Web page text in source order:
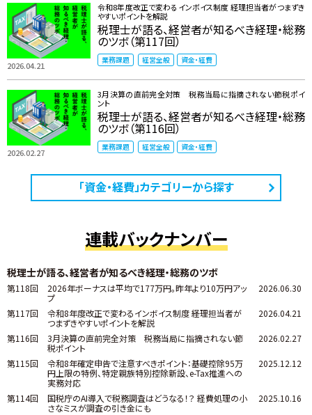
2026.04.21
令和8年度改正で変わるインボイス制度 ――経理担当者がつまずき
やすいポイントを解説
税理士が語る、経営者が知るべき経理・総務
のツボ（第117回）
業務課題 経営全般 資金・経費
2026.02.27
3月決算の直前完全対策 税務当局に指摘されない節税ポイ
ント
税理士が語る、経営者が知るべき経理・総務
のツボ（第116回）
業務課題 経営全般 資金・経費
「資金・経費」カテゴリーから探す
連載バックナンバー
税理士が語る、経営者が知るべき経理・総務のツボ
第118回
2026年ボーナスは平均で177万円。昨年より10万円アッ
プ
2026.06.30
第117回
令和8年度改正で変わるインボイス制度 ――経理担当者が
つまずきやすいポイントを解説
2026.04.21
第116回
3月決算の直前完全対策 税務当局に指摘されない節
税ポイント
2026.02.27
第115回
令和8年確定申告で注意すべきポイント：基礎控除95万
円上限の特例、特定親族特別控除新設、e-Tax推進への
実務対応
2025.12.12
第114回
国税庁のAI導入で税務調査はどうなる！？ 経費処理の小
さなミスが調査の引き金にも
2025.10.16